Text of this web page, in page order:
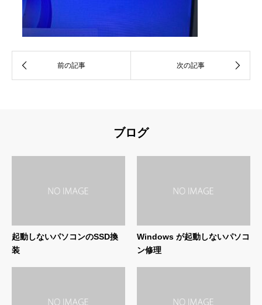
ブログ
起動しないパソコンのSSD換
装
Windows が起動しないパソコ
ン修理